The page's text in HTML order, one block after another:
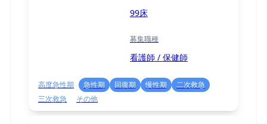
99床
募集職種
看護師 / 保健師
高度急性期 急性期 回復期 慢性期
二次救急
三次救急
その他